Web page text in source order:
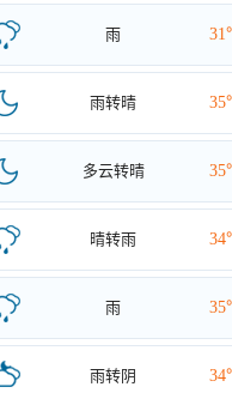
雨
雨转晴
多云转晴
晴转雨
雨
雨转阴